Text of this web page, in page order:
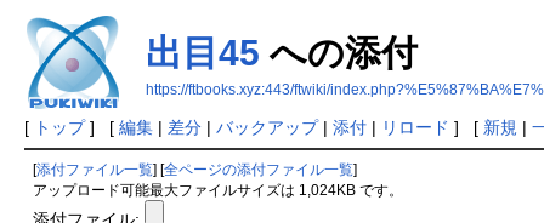
出目45 への添付
https://ftbooks.xyz:443/ftwiki/
[ トップ] [ 編集| 差分| バックアップ| 添付| リロード ] [ 新規 |
添付ファイル一覧 全ページの添付ファイル一覧
アップロード可能最大ファイルサイズは 1,024KB です。